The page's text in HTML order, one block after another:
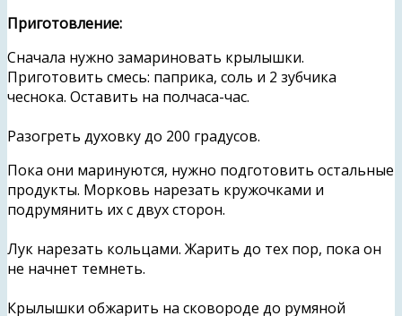
Приготовление:
Сначала нужно замариновать крылышки.
Приготовить смесь: паприка, соль и 2 зубчика
чеснока. Оставить на полчаса-час.
Разогреть духовку до 200 градусов.
Пока они маринуются, нужно подготовить остальные
продукты. Морковь нарезать кружочками и
подрумянить их с двух сторон.
Лук нарезать кольцами. Жарить до тех пор, пока он
не начнет темнеть.
Крылышки обжарить на сковороде до румяной